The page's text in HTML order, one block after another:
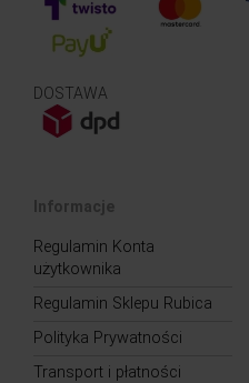
DOSTAWA
Informacje
Regulamin Konta
użytkownika
Regulamin Sklepu Rubica
Polityka Prywatności
Transport i płatności